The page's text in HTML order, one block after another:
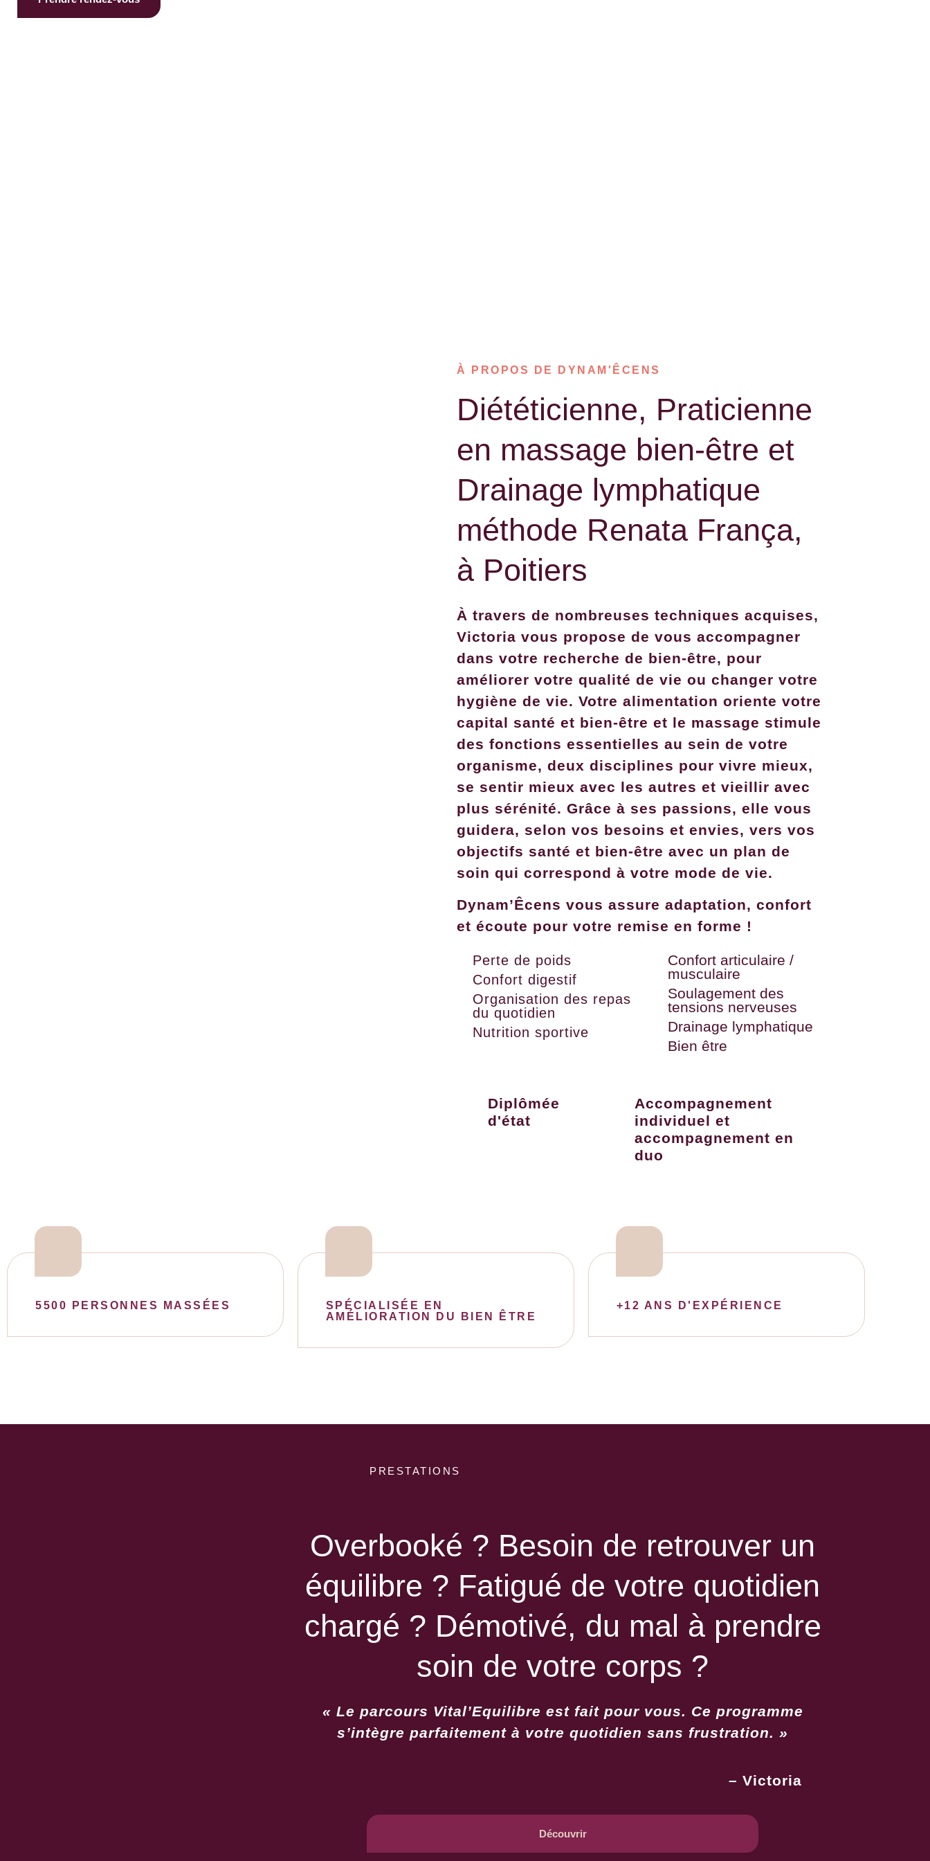
À PROPOS DE DYNAM'ÊCENS
Diététicienne, Praticienne
en massage bien-être et
Drainage lymphatique
méthode Renata França,
à Poitiers
À travers de nombreuses techniques acquises,
Victoria vous propose de vous accompagner
dans votre recherche de bien-être, pour
améliorer votre qualité de vie ou changer votre
hygiène de vie. Votre alimentation oriente votre
capital santé et bien-être et le massage stimule
des fonctions essentielles au sein de votre
organisme, deux disciplines pour vivre mieux,
se sentir mieux avec les autres et vieillir avec
plus sérénité. Grâce à ses passions, elle vous
guidera, selon vos besoins et envies, vers vos
objectifs santé et bien-être avec un plan de
soin qui correspond à votre mode de vie.
Dynam’Êcens vous assure adaptation, confort
et écoute pour votre remise en forme !
Perte de poids
Confort digestif
Organisation des repas
du quotidien
Nutrition sportive
Confort articulaire /
musculaire
Soulagement des
tensions nerveuses
Drainage lymphatique
Bien être
Diplômée
d'état
Accompagnement
individuel et
accompagnement en
duo
5500 PERSONNES MASSÉES
SPÉCIALISÉE EN
AMÉLIORATION DU BIEN ÊTRE
+12 ANS D'EXPÉRIENCE
PRESTATIONS
Overbooké ? Besoin de retrouver un
équilibre ? Fatigué de votre quotidien
chargé ? Démotivé, du mal à prendre
soin de votre corps ?
« Le parcours Vital’Equilibre est fait pour vous. Ce programme
s’intègre parfaitement à votre quotidien sans frustration. »
– Victoria
Découvrir